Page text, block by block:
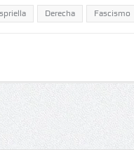
Derecha Fascismo